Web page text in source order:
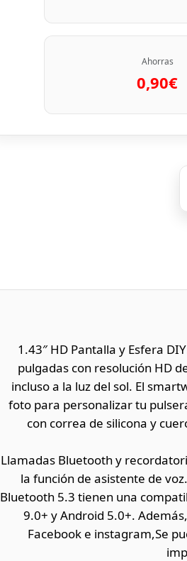
Ahorras
0,90€
1.43″ HD Pantalla y Esfera
pulgadas con resolución HD
incluso a la luz del sol. El
foto para personalizar tu
con correa de silicona y
Llamadas Bluetooth y
la función de asistente de
Bluetooth 5.3 tienen una
9.0+ y Android 5.0+.
Facebook e instagram,Se